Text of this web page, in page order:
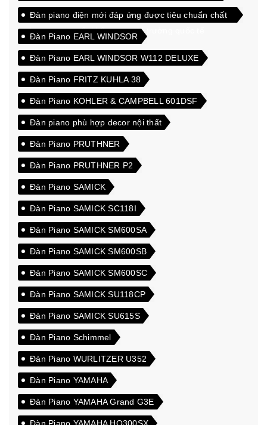
Đàn piano điện mới đáp ứng được tiêu chuẩn chất
lượng cao xuất khẩu sang thị trường quốc tế
Đàn Piano EARL WINDSOR
Đàn Piano EARL WINDSOR W112 DELUXE
Đàn Piano FRITZ KUHLA 38
Đàn Piano KOHLER & CAMPBELL 601DSF
Đàn piano phù hợp decor nội thất
Đàn Piano PRUTHNER
Đàn Piano PRUTHNER P2
Đàn Piano SAMICK
Đàn Piano SAMICK SC118I
Đàn Piano SAMICK SM600SA
Đàn Piano SAMICK SM600SB
Đàn Piano SAMICK SM600SC
Đàn Piano SAMICK SU118CP
Đàn Piano SAMICK SU615S
Đàn Piano Schimmel
Đàn Piano WURLITZER U352
Đàn Piano YAMAHA
Đàn Piano YAMAHA Grand G3E